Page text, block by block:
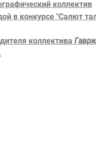
коллектив
в конкурсе "Салют
коллектива